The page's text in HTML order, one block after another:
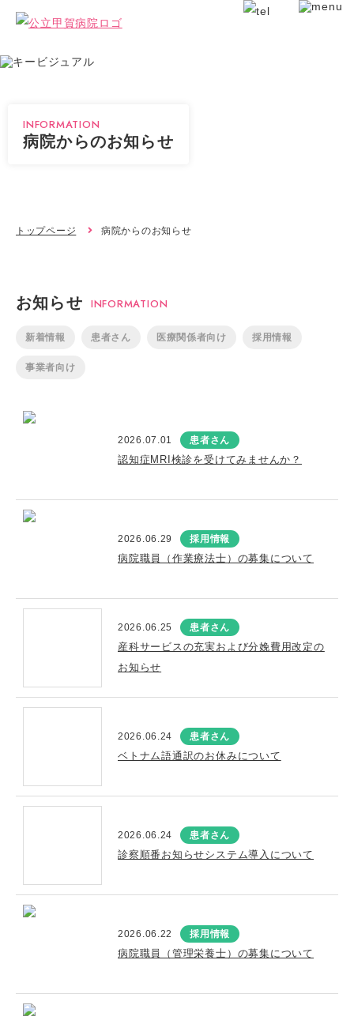
INFORMATION
病院からのお知らせ
トップページ 病院からのお知らせ
お知らせ INFORMATION
新着情報 患者さん 医療関係者向け 採用情報
事業者向け
2026.07.01 患者さん
認知症MRI検診を受けてみませんか？
2026.06.29 採用情報
病院職員（作業療法士）の募集について
2026.06.25 患者さん
産科サービスの充実および分娩費用改定の
お知らせ
2026.06.24 患者さん
ベトナム語通訳のお休みについて
2026.06.24 患者さん
診察順番お知らせシステム導入について
2026.06.22 採用情報
病院職員（管理栄養士）の募集について